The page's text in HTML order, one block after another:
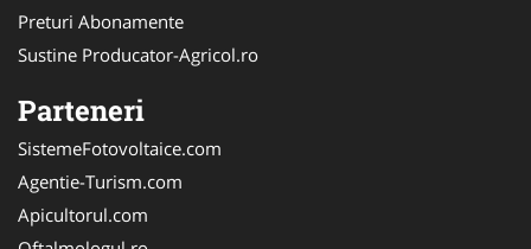
Preturi Abonamente
Sustine Producator-Agricol.ro
Parteneri
SistemeFotovoltaice.com
Agentie-Turism.com
Apicultorul.com